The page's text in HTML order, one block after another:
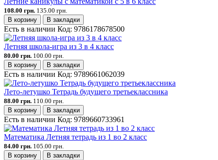
108.00 грн. 135.00 грн.
В корзину
В закладки
Есть в наличии Код: 9786178678500
Летняя школа-игра из 3 в 4 класс
80.00 грн. 100.00 грн.
В корзину
В закладки
Есть в наличии Код: 9789661062039
Лето-летушко Тетрадь будущего третьеклассника
88.00 грн. 110.00 грн.
В корзину
В закладки
Есть в наличии Код: 9789660733961
Математика Летняя тетрадь из 1 во 2 класс
84.00 грн. 105.00 грн.
В корзину
В закладки